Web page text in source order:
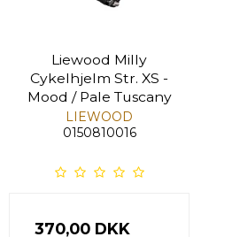
Liewood Milly
Cykelhjelm Str. XS -
Mood / Pale Tuscany
LIEWOOD
0150810016
370,00 DKK